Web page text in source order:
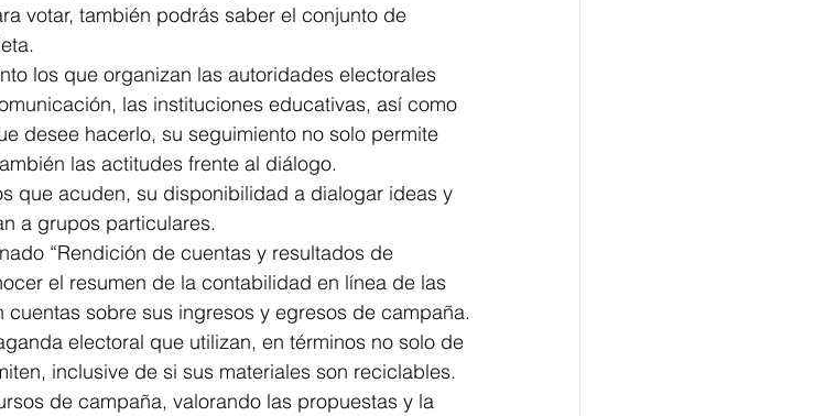
votar, también podrás saber el conjunto de
los que organizan las autoridades electorales
las instituciones educativas, así como
desee hacerlo, su seguimiento no solo permite
las actitudes frente al diálogo.
que acuden, su disponibilidad a dialogar ideas y
a grupos particulares.
“Rendición de cuentas y resultados de
el resumen de la contabilidad en línea de las
sobre sus ingresos y egresos de campaña.
electoral que utilizan, en términos no solo de
inclusive de si sus materiales son reciclables.
de campaña, valorando las propuestas y la